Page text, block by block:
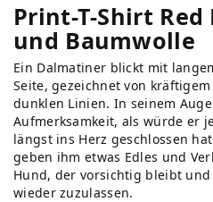
Print-T-Shirt
und Baumwolle
Ein Dalmatiner blickt mit
Seite, gezeichnet von
dunklen Linien. In seinem
Aufmerksamkeit, als würde er
längst ins Herz geschlossen
geben ihm etwas Edles und
Hund, der vorsichtig bleibt
wieder zuzulassen.